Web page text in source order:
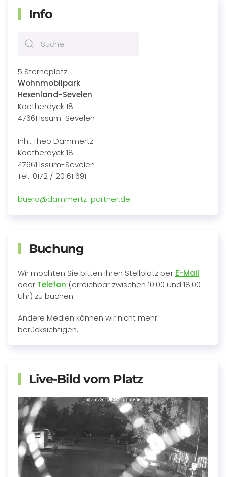
Info
5 Sterneplatz
Wohnmobilpark
Hexenland-Sevelen
Koetherdyck 18
47661 Issum-Sevelen
Inh.: Theo Dammertz
Koetherdyck 18
47661 Issum-Sevelen
Tel.: 0172 / 20 61 691
buero@dammertz-partner.de
Buchung
Wir möchten Sie bitten ihren Stellplatz per E-Mail
oder Telefon (erreichbar zwischen 10:00 und 18:00
Uhr) zu buchen.
Andere Medien können wir nicht mehr
berücksichtigen.
Live-Bild vom Platz